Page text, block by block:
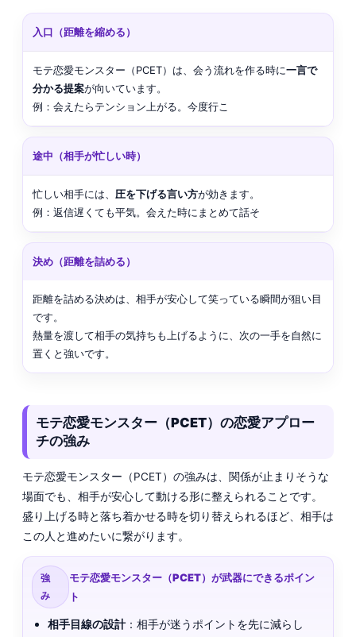
入口（距離を縮める）
モテ恋愛モンスター（PCET）は、会う流れを作る時に一言で
分かる提案が向いています。
例：会えたらテンション上がる。今度行こ
途中（相手が忙しい時）
忙しい相手には、 圧を下げる言い方が効きます。
例：返信遅くても平気。会えた時にまとめて話そ
決め（距離を詰める）
距離を詰める決めは、相手が安心して笑っている瞬間が狙い目
です。
熱量を渡して相手の気持ちも上げるように、次の一手を自然に
置くと強いです。
モテ恋愛モンスター（PCET）の恋愛アプロー
チの強み
モテ恋愛モンスター（PCET）の強みは、関係が止まりそうな
場面でも、相手が安心して動ける形に整えられることです。
盛り上げる時と落ち着かせる時を切り替えられるほど、相手は
この人と進めたいに繋がります。
強
み
モテ恋愛モンスター（PCET）が武器にできるポイン
ト
相手目線の設計：相手が迷うポイントを先に減らし